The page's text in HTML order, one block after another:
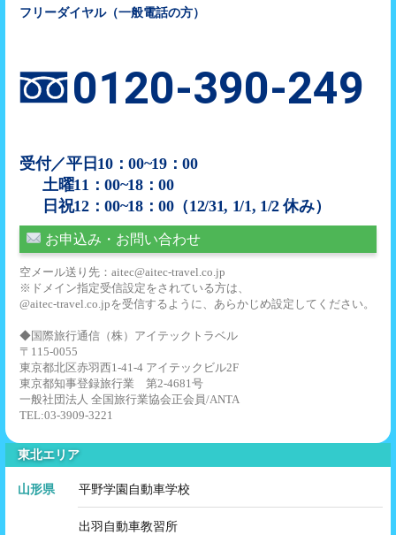
フリーダイヤル（一般電話の方）
0120-390-249
受付／平日10：00~19：00
土曜11：00~18：00
日祝12：00~18：00（12/31, 1/1, 1/2 休み）
お申込み・お問い合わせ
空メール送り先：aitec@aitec-travel.co.jp
※ドメイン指定受信設定をされている方は、
@aitec-travel.co.jpを受信するように、あらかじめ設定してください。
◆国際旅行通信（株）アイテックトラベル
〒115-0055
東京都北区赤羽西1-41-4 アイテックビル2F
東京都知事登録旅行業 第2-4681号
一般社団法人 全国旅行業協会正会員/ANTA
TEL:03-3909-3221
東北エリア
山形県 平野学園自動車学校
出羽自動車教習所